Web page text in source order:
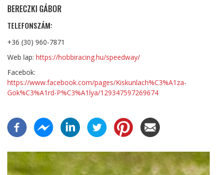
BERECZKI GÁBOR
TELEFONSZÁM:
+36 (30) 960-7871
Web lap: https://hobbiracing.hu/speedway/
Facebok:
https://www.facebook.com/pages/Kiskunlach%C3%A1za-
Gok%C3%A1rd-P%C3%A1lya/129347597269674